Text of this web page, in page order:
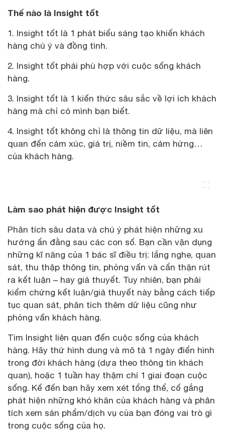
Thế nào là Insight tốt
1. Insight tốt là 1 phát biểu sáng tạo khiến khách
hàng chú ý và đồng tình.
2. Insight tốt phải phù hợp với cuộc sống khách
hàng.
3. Insight tốt là 1 kiến thức sâu sắc về lợi ích khách
hàng mà chỉ có mình bạn biết.
4. Insight tốt không chỉ là thông tin dữ liệu, mà liên
quan đến cảm xúc, giá trị, niềm tin, cảm hứng…
của khách hàng.
Làm sao phát hiện được Insight tốt
Phân tích sâu data và chú ý phát hiện những xu
hướng ẩn đằng sau các con số. Bạn cần vận dụng
những kĩ năng của 1 bác sĩ điều trị: lắng nghe, quan
sát, thu thập thông tin, phỏng vấn và cẩn thận rút
ra kết luận – hay giả thuyết. Tuy nhiên, bạn phải
kiểm chứng kết luận/giả thuyết này bằng cách tiếp
tục quan sát, phân tích thêm dữ liệu cũng như
phỏng vấn khách hàng.
Tìm Insight liên quan đến cuộc sống của khách
hàng. Hãy thử hình dung và mô tả 1 ngày điển hình
trong đời khách hàng (dựa theo thông tin khách
quan), hoặc 1 tuần hay thậm chí 1 giai đoạn cuộc
sống. Kế đến bạn hãy xem xét tổng thể, cố gắng
phát hiện những khó khăn của khách hàng và phân
tích xem sản phẩm/dịch vụ của bạn đóng vai trò gì
trong cuộc sống của họ.